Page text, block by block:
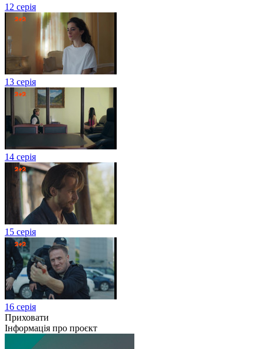
12 серія
13 серія
14 серія
15 серія
16 серія
Приховати
Інформація про проєкт